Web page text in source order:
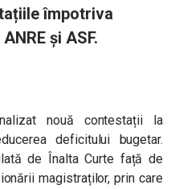
împotriva
și ASF.
nouă contestații la
deficitului bugetar.
de Înalta Curte față de
magistraților, prin care